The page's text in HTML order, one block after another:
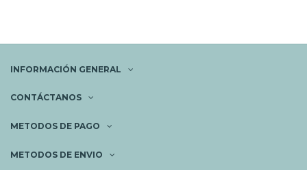
INFORMACIÓN GENERAL
CONTÁCTANOS
METODOS DE PAGO
METODOS DE ENVIO